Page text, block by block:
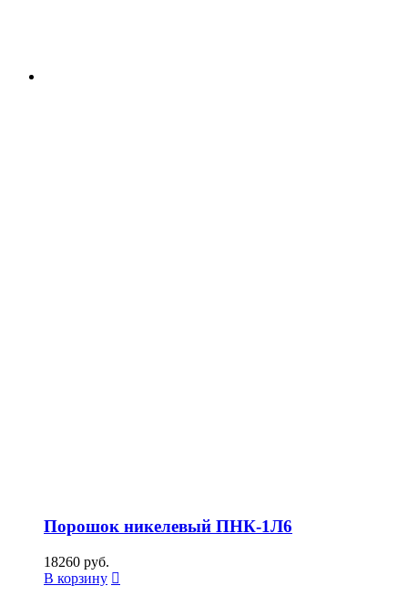
Порошок никелевый ПНК-1Л6
18260 руб.
В корзину